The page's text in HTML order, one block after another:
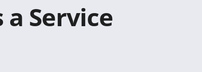
a Service